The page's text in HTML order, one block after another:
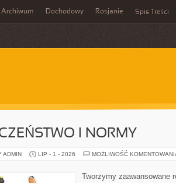
Archiwum Dochodowy Rosjanie Spis Treści
I NORMY
ADMIN LIP - 1 - 2026 MOŻLIWOŚĆ
Tworzymy zaawansowane